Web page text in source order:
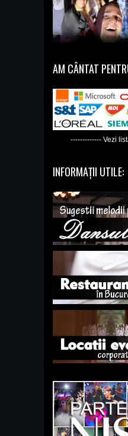
AM CÂNTAT
------------- Vezi
INFORMAȚII UTILE: